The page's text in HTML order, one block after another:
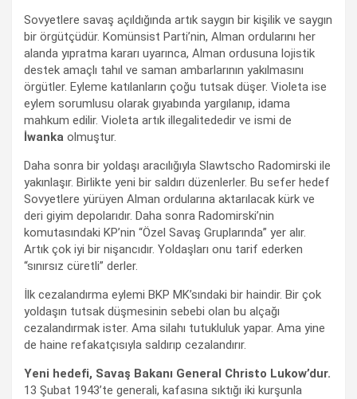
Sovyetlere savaş açıldığında artık saygın bir kişilik ve saygın
bir örgütçüdür. Komünsist Parti’nin, Alman ordularını her
alanda yıpratma kararı uyarınca, Alman ordusuna lojistik
destek amaçlı tahıl ve saman ambarlarının yakılmasını
örgütler. Eyleme katılanların çoğu tutsak düşer. Violeta ise
eylem sorumlusu olarak gıyabında yargılanıp, idama
mahkum edilir. Violeta artık illegalitededir ve ismi de
İwanka olmuştur.
Daha sonra bir yoldaşı aracılığıyla Slawtscho Radomirski ile
yakınlaşır. Birlikte yeni bir saldırı düzenlerler. Bu sefer hedef
Sovyetlere yürüyen Alman ordularına aktarılacak kürk ve
deri giyim depolarıdır. Daha sonra Radomirski’nin
komutasındaki KP’nin “Özel Savaş Gruplarında” yer alır.
Artık çok iyi bir nişancıdır. Yoldaşları onu tarif ederken
“sınırsız cüretli” derler.
İlk cezalandırma eylemi BKP MK’sındaki bir haindir. Bir çok
yoldaşın tutsak düşmesinin sebebi olan bu alçağı
cezalandırmak ister. Ama silahı tutukluluk yapar. Ama yine
de haine refakatçısıyla saldırıp cezalandırır.
Yeni hedefi, Savaş Bakanı General Christo Lukow’dur.
13 Şubat 1943’te generali, kafasına sıktığı iki kurşunla